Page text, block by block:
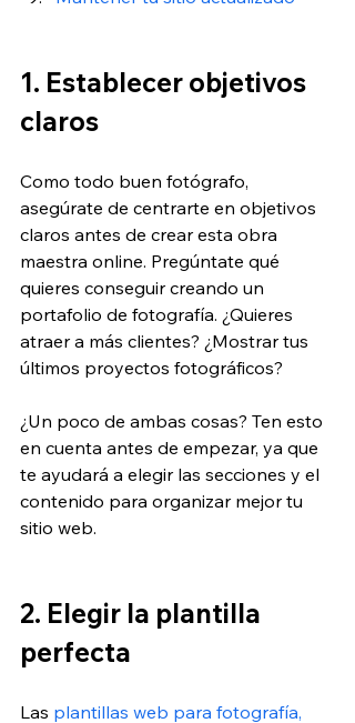
1. Establecer objetivos
claros
Como todo buen fotógrafo,
asegúrate de centrarte en objetivos
claros antes de crear esta obra
maestra online. Pregúntate qué
quieres conseguir creando un
portafolio de fotografía. ¿Quieres
atraer a más clientes? ¿Mostrar tus
últimos proyectos fotográficos?
¿Un poco de ambas cosas? Ten esto
en cuenta antes de empezar, ya que
te ayudará a elegir las secciones y el
contenido para organizar mejor tu
sitio web.
2. Elegir la plantilla
perfecta
Las plantillas web para fotografía,